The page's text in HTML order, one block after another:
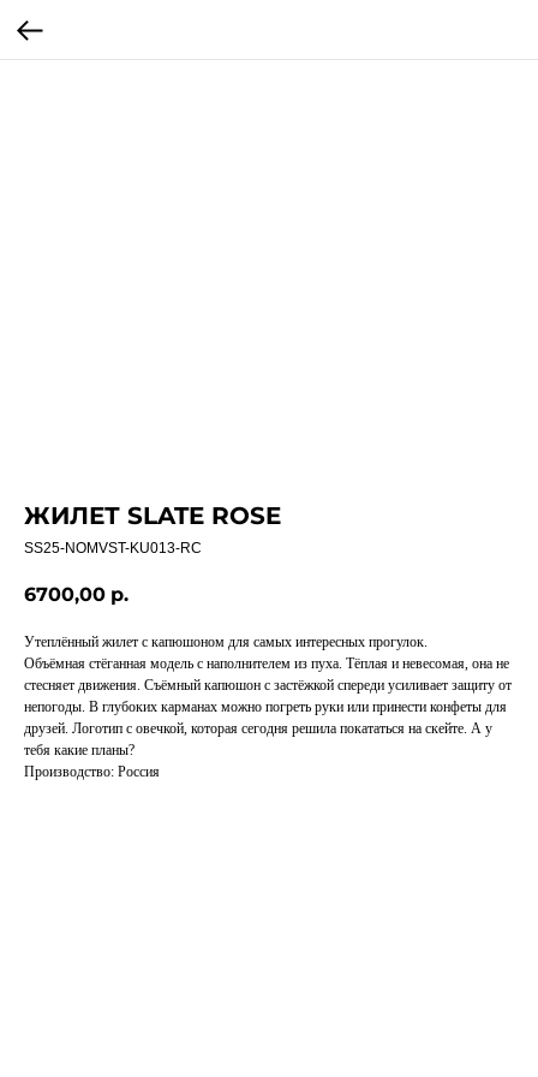
ЖИЛЕТ SLATE ROSE
SS25-NOMVST-KU013-RC
6700,00 р.
Утеплённый жилет с капюшоном для самых интересных прогулок.
Объёмная стёганная модель с наполнителем из пуха. Тёплая и невесомая, она не
стесняет движения. Съёмный капюшон с застёжкой спереди усиливает защиту от
непогоды. В глубоких карманах можно погреть руки или принести конфеты для
друзей. Логотип с овечкой, которая сегодня решила покататься на скейте. А у
тебя какие планы?
Производство: Россия